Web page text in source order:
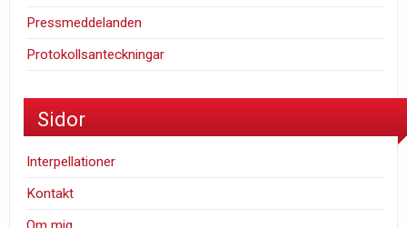
Pressmeddelanden
Protokollsanteckningar
Sidor
Interpellationer
Kontakt